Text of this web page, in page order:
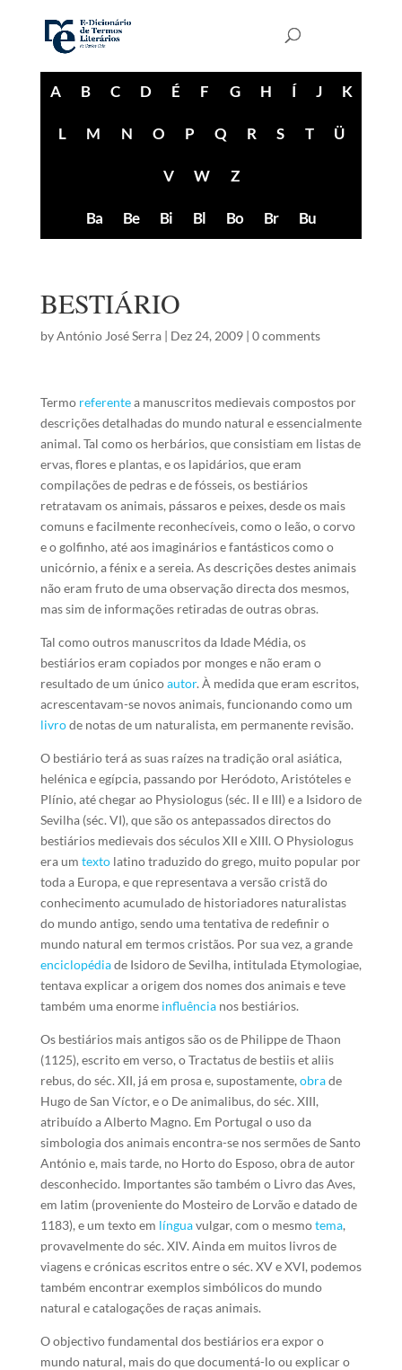
A B C D É F G H Í J K
L M N O P Q R S T Ü
V W Z
Ba Be Bi Bl Bo Br Bu
BESTIÁRIO
byAntónio José Serra| Dez 24, 2009| 0 comments
Termo referentea manuscritos medievais compostos por
descrições detalhadas do mundo natural e essencialmente
animal. Tal como os herbários, que consistiam em listas de
ervas, flores e plantas, e os lapidários, que eram
compilações de pedras e de fósseis, os bestiários
retratavam os animais, pássaros e peixes, desde os mais
comuns e facilmente reconhecíveis, como o leão, o corvo
e o golfinho, até aos imaginários e fantásticos como o
unicórnio, a fénix e a sereia. As descrições destes animais
não eram fruto de uma observação directa dos mesmos,
mas sim de informações retiradas de outras obras.
Tal como outros manuscritos da Idade Média, os
bestiários eram copiados por monges e não eram o
resultado de um únicoautor. À medida que eram escritos,
acrescentavam-se novos animais, funcionando como um
livrode notas de um naturalista, em permanente revisão.
O bestiário terá as suas raízes na tradição oral asiática,
helénica e egípcia, passando por Heródoto, Aristóteles e
Plínio, até chegar ao Physiologus (séc. II e III) e a Isidoro de
Sevilha (séc. VI), que são os antepassados directos do
bestiários medievais dos séculos XII e XIII. O Physiologus
era um textolatino traduzido do grego, muito popular por
toda a Europa, e que representava a versão cristã do
conhecimento acumulado de historiadores naturalistas
do mundo antigo, sendo uma tentativa de redefinir o
mundo natural em termos cristãos. Por sua vez, a grande
enciclopédiade Isidoro de Sevilha, intitulada Etymologiae,
tentava explicar a origem dos nomes dos animais e teve
também uma enorme influêncianos bestiários.
Os bestiários mais antigos são os de Philippe de Thaon
(1125), escrito em verso, o Tractatus de bestiis et aliis
rebus, do séc. XII, já em prosa e, supostamente, obrade
Hugo de San Víctor, e o De animalibus, do séc. XIII,
atribuído a Alberto Magno. Em Portugal o uso da
simbologia dos animais encontra-se nos sermões de Santo
António e, mais tarde, no Horto do Esposo, obra de autor
desconhecido. Importantes são também o Livro das Aves,
em latim (proveniente do Mosteiro de Lorvão e datado de
1183), e um texto em línguavulgar, com o mesmotema,
provavelmente do séc. XIV. Ainda em muitos livros de
viagens e crónicas escritos entre o séc. XV e XVI, podemos
também encontrar exemplos simbólicos do mundo
natural e catalogações de raças animais.
O objectivo fundamental dos bestiários era expor o
mundo natural, mais do que documentá-lo ou explicar o